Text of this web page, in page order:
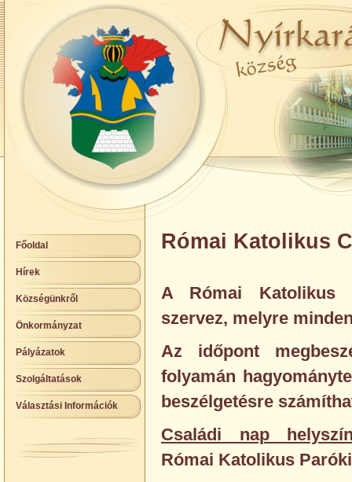
Főoldal
Hírek
Községünkről
Önkormányzat
Pályázatok
Szolgáltatások
Választási Információk
Római Katolikus
A Római Katolikus
szervez, melyre
Az időpont
folyamán
beszélgetésre
Családi nap
Római Katolikus